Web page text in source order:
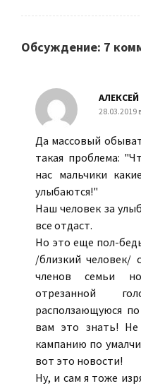
Обсуждение: 7
АЛЕКСЕЙ
28.03.2019
Да массовый
такая проблема:
нас мальчики
улыбаются!"
Наш человек за
все отдаст.
Но это еще пол-
/близкий человек/
членов семьи
отрезанной
расползающуюся
вам это знать! Не
кампанию по
вот это новости!
Ну, и сам я тоже